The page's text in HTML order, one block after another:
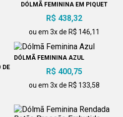
DÓLMÃ FEMININA EM PIQUET
EMBUTIDO
R$ 438,32
ou em 3x de R$ 146,11
DE
DÓLMÃ FEMININA AZUL
R$ 400,75
ou em 3x de R$ 133,58